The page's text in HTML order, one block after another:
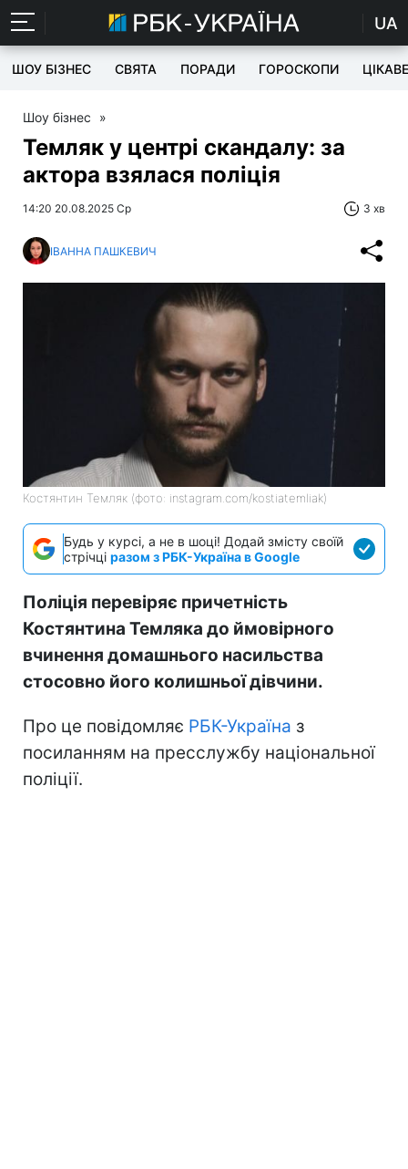
UA
ШОУ БІЗНЕС СВЯТА ПОРАДИ ГОРОСКОПИ ЦІКАВЕ
Шоу бізнес »
Темляк у центрі скандалу: за
актора взялася поліція
14:20 20.08.2025 Ср 3 хв
ІВАННА ПАШКЕВИЧ
Костянтин Темляк (фото: instagram.com/kostiatemliak)
Будь у курсі, а не в шоці! Додай змісту своїй
стрічці разом з РБК-Україна в Google
Поліція перевіряє причетність
Костянтина Темляка до ймовірного
вчинення домашнього насильства
стосовно його колишньої дівчини.
Про це повідомляє РБК-Україна з
посиланням на пресслужбу національної
поліції.